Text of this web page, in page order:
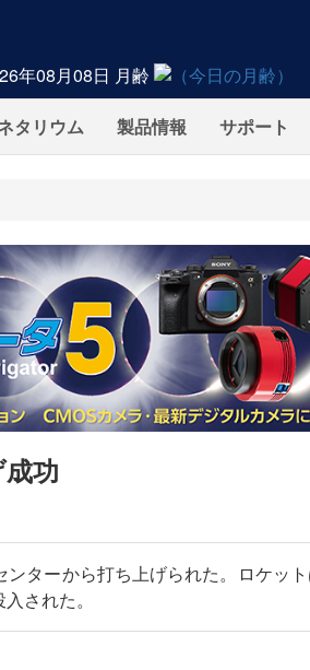
年08月08日 月齢
タリウム 製品情報 サポート
功
ターから打ち上げられた。ロケット
された。